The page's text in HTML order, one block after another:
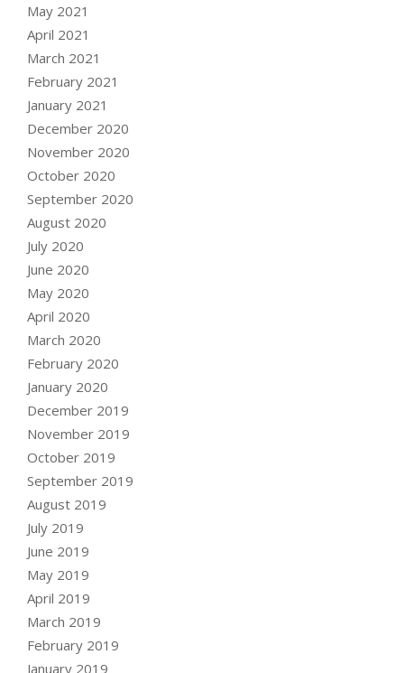
May 2021
April 2021
March 2021
February 2021
January 2021
December 2020
November 2020
October 2020
September 2020
August 2020
July 2020
June 2020
May 2020
April 2020
March 2020
February 2020
January 2020
December 2019
November 2019
October 2019
September 2019
August 2019
July 2019
June 2019
May 2019
April 2019
March 2019
February 2019
January 2019